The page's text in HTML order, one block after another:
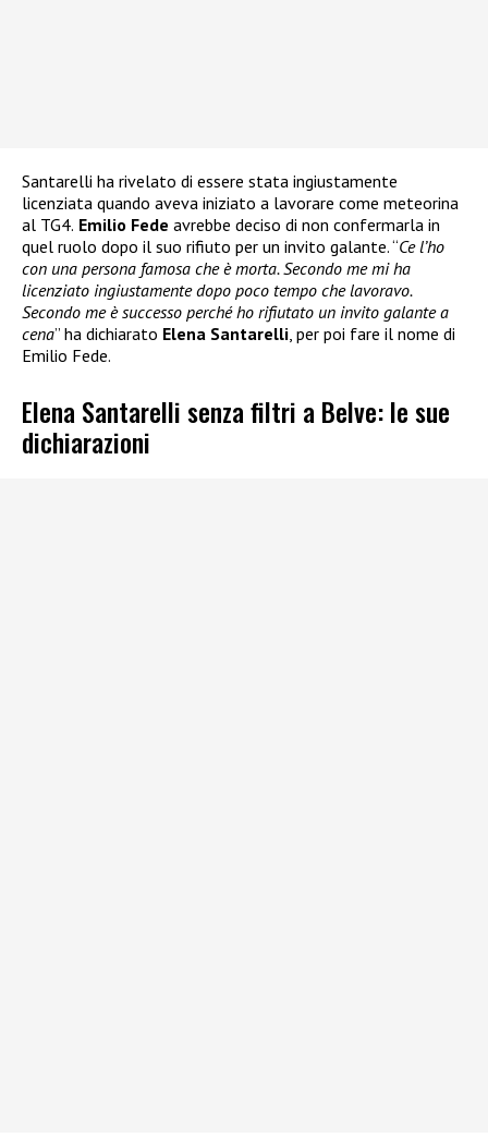
Santarelli ha rivelato di essere stata ingiustamente
licenziata quando aveva iniziato a lavorare come meteorina
al TG4. Emilio Fede avrebbe deciso di non confermarla in
quel ruolo dopo il suo rifiuto per un invito galante. “Ce l’ho
con una persona famosa che è morta. Secondo me mi ha
licenziato ingiustamente dopo poco tempo che lavoravo.
Secondo me è successo perché ho rifiutato un invito galante a
cena” ha dichiarato Elena Santarelli, per poi fare il nome di
Emilio Fede.
Elena Santarelli senza filtri a Belve: le sue
dichiarazioni